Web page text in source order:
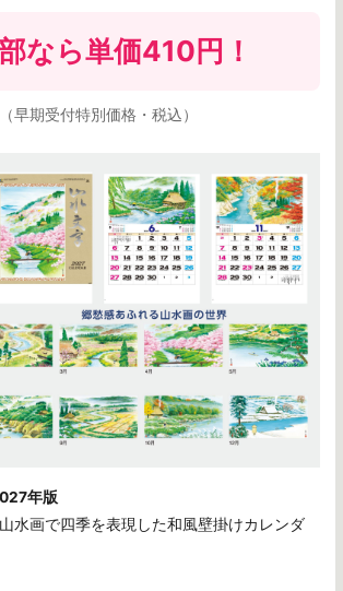
なら単価410円 ！
（早期受付特別価格・税込）
年版
水画で四季を表現した和風壁掛けカレンダ